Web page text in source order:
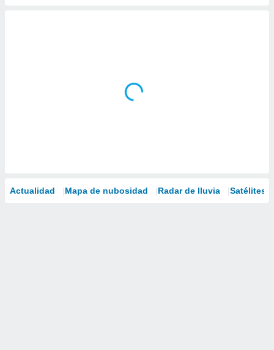
Actualidad Mapa de nubosidad Radar de lluvia Satélites